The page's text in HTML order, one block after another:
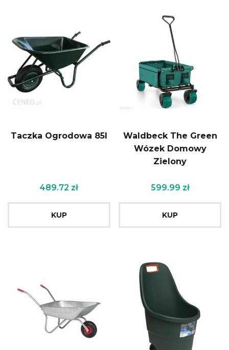
Taczka Ogrodowa 85l
489.72 zł
KUP
Waldbeck The Green
Wózek Domowy
Zielony
599.99 zł
KUP